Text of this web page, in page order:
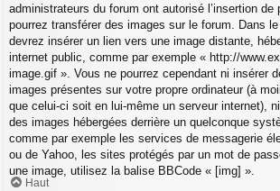
administrateurs du forum ont autorisé l’insertion
pourrez transférer des images sur le forum. Dans
devrez insérer un lien vers une image distante,
internet public, comme par exemple « http://
image.gif ». Vous ne pourrez cependant ni insérer
images présentes sur votre propre ordinateur (à
que celui-ci soit en lui-même un serveur internet),
des images hébergées derrière un quelconque
comme par exemple les services de messagerie
ou de Yahoo, les sites protégés par un mot de
une image, utilisez la balise BBCode « [img] ».
Haut